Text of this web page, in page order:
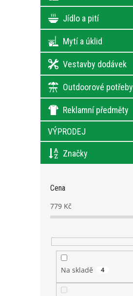
Jídlo a pití
Mytí a úklid
Vestavby dodávek
Outdoorové potřeby
Reklamní předměty
VÝPRODEJ
Značky
Cena
779 Kč
Na skladě 4